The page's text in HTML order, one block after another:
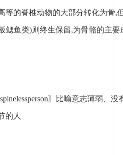
等的脊椎动物的大部分转化为骨,
鳃鱼类)则终生保留,为骨骼的主要
〗比喻意志薄弱、没
的人